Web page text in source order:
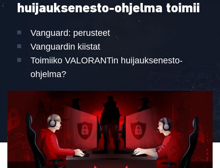
huijauksenesto-ohjelma toimii
Vanguard: perusteet
Vanguardin kiistat
Toimiiko VALORANTin huijauksenesto-
ohjelma?